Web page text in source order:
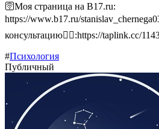
🛜Моя страница на B17.ru:
https://www.b17.ru/
консультацию👉🏻:https://taplink.cc/
#Психология
Публичный